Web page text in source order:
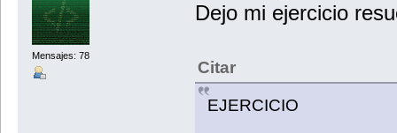
Mensajes: 78
Dejo mi ejercicio
Citar
EJERCICIO